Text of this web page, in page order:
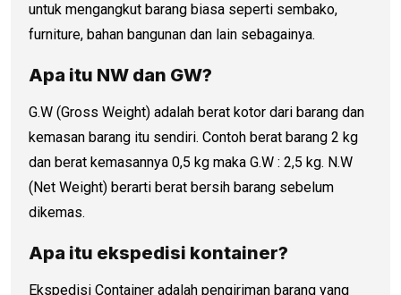
untuk mengangkut barang biasa seperti sembako,
furniture, bahan bangunan dan lain sebagainya.
Apa itu NW dan GW?
G.W (Gross Weight) adalah berat kotor dari barang dan
kemasan barang itu sendiri. Contoh berat barang 2 kg
dan berat kemasannya 0,5 kg maka G.W : 2,5 kg. N.W
(Net Weight) berarti berat bersih barang sebelum
dikemas.
Apa itu ekspedisi kontainer?
Ekspedisi Container adalah pengiriman barang yang